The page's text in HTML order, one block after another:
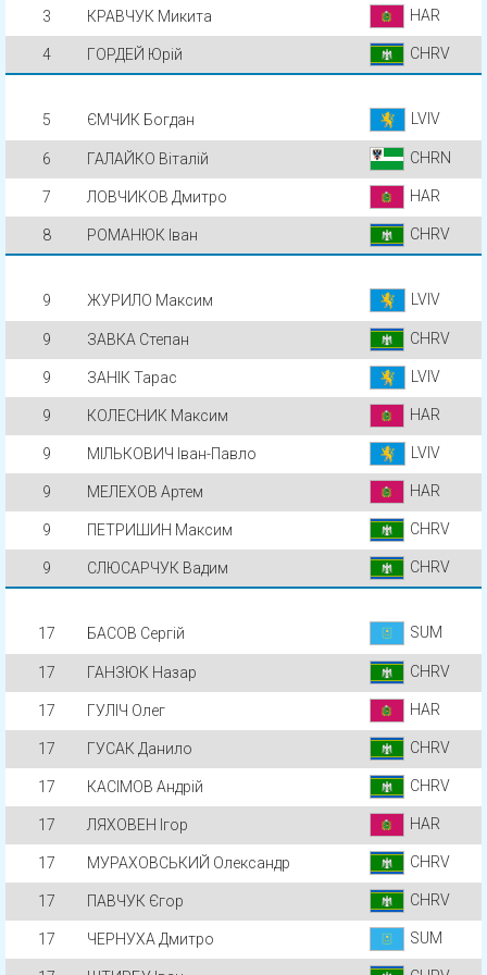
3 КРАВЧУК Микита HAR
4 ГОРДЕЙ Юрій CHRV
5 ЄМЧИК Богдан LVIV
6 ГАЛАЙКО Віталій CHRN
7 ЛОВЧИКОВ Дмитро HAR
8 РОМАНЮК Іван CHRV
9 ЖУРИЛО Максим LVIV
9 ЗАВКА Степан CHRV
9 ЗАНІК Тарас LVIV
9 КОЛЕСНИК Максим HAR
9 МІЛЬКОВИЧ Іван-Павло LVIV
9 МЕЛЕХОВ Артем HAR
9 ПЕТРИШИН Максим CHRV
9 СЛЮСАРЧУК Вадим CHRV
17 БАСОВ Сергій SUM
17 ГАНЗЮК Назар CHRV
17 ГУЛІЧ Олег HAR
17 ГУСАК Данило CHRV
17 КАСІМОВ Андрій CHRV
17 ЛЯХОВЕН Ігор HAR
17 МУРАХОВСЬКИЙ Олександр CHRV
17 ПАВЧУК Єгор CHRV
17 ЧЕРНУХА Дмитро SUM